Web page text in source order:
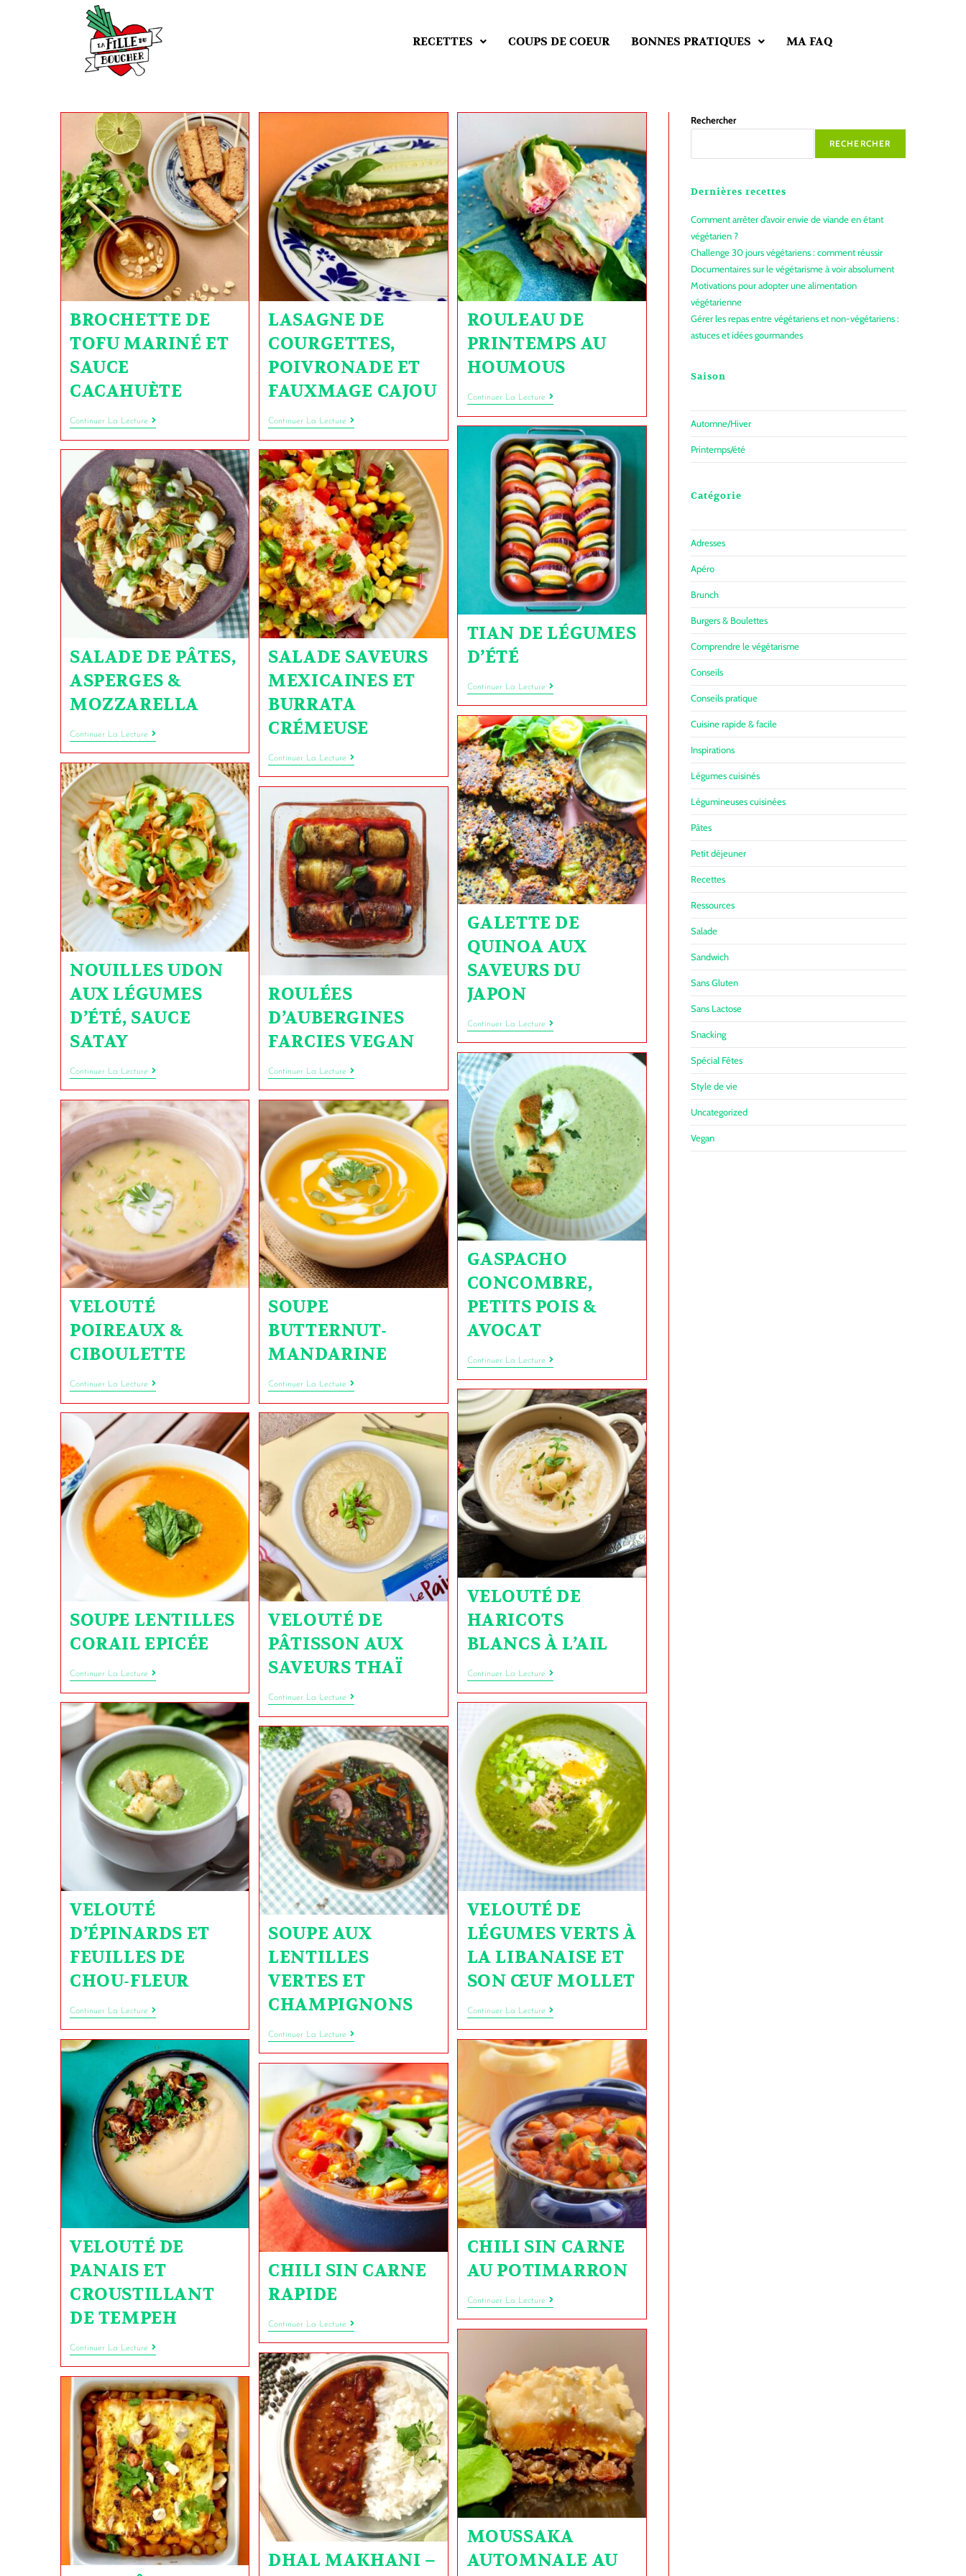
RECETTES COUPS DE COEUR BONNES PRATIQUES MA FAQ
BROCHETTE DE
TOFU MARINÉ ET
SAUCE
CACAHUÈTE
Continuer La Lecture
LASAGNE DE
COURGETTES,
POIVRONADE ET
FAUXMAGE CAJOU
Continuer La Lecture
ROULEAU DE
PRINTEMPS AU
HOUMOUS
Continuer La Lecture
TIAN DE LÉGUMES
D’ÉTÉ
Continuer La Lecture
SALADE DE PÂTES,
ASPERGES &
MOZZARELLA
Continuer La Lecture
SALADE SAVEURS
MEXICAINES ET
BURRATA
CRÉMEUSE
Continuer La Lecture
GALETTE DE
QUINOA AUX
SAVEURS DU
JAPON
Continuer La Lecture
NOUILLES UDON
AUX LÉGUMES
D’ÉTÉ, SAUCE
SATAY
Continuer La Lecture
ROULÉES
D’AUBERGINES
FARCIES VEGAN
Continuer La Lecture
GASPACHO
CONCOMBRE,
PETITS POIS &
AVOCAT
Continuer La Lecture
VELOUTÉ
POIREAUX &
CIBOULETTE
Continuer La Lecture
SOUPE
BUTTERNUT-
MANDARINE
Continuer La Lecture
VELOUTÉ DE
HARICOTS
BLANCS À L’AIL
Continuer La Lecture
SOUPE LENTILLES
CORAIL EPICÉE
Continuer La Lecture
VELOUTÉ DE
PÂTISSON AUX
SAVEURS THAÏ
Continuer La Lecture
VELOUTÉ
D’ÉPINARDS ET
FEUILLES DE
CHOU-FLEUR
Continuer La Lecture
VELOUTÉ DE
LÉGUMES VERTS À
LA LIBANAISE ET
SON ŒUF MOLLET
Continuer La Lecture
SOUPE AUX
LENTILLES
VERTES ET
CHAMPIGNONS
Continuer La Lecture
VELOUTÉ DE
PANAIS ET
CROUSTILLANT
DE TEMPEH
Continuer La Lecture
CHILI SIN CARNE
AU POTIMARRON
Continuer La Lecture
CHILI SIN CARNE
RAPIDE
Continuer La Lecture
MOUSSAKA
AUTOMNALE AU
DHAL MAKHANI –
Rechercher
RECHERCHER
Dernières recettes
Comment arrêter d’avoir envie de viande en étant
végétarien ?
Challenge 30 jours végétariens : comment réussir
Documentaires sur le végétarisme à voir absolument
Motivations pour adopter une alimentation
végétarienne
Gérer les repas entre végétariens et non-végétariens :
astuces et idées gourmandes
Saison
Automne/Hiver
Printemps/été
Catégorie
Adresses
Apéro
Brunch
Burgers & Boulettes
Comprendre le végétarisme
Conseils
Conseils pratique
Cuisine rapide & facile
Inspirations
Légumes cuisinés
Légumineuses cuisinées
Pâtes
Petit déjeuner
Recettes
Ressources
Salade
Sandwich
Sans Gluten
Sans Lactose
Snacking
Spécial Fêtes
Style de vie
Uncategorized
Vegan